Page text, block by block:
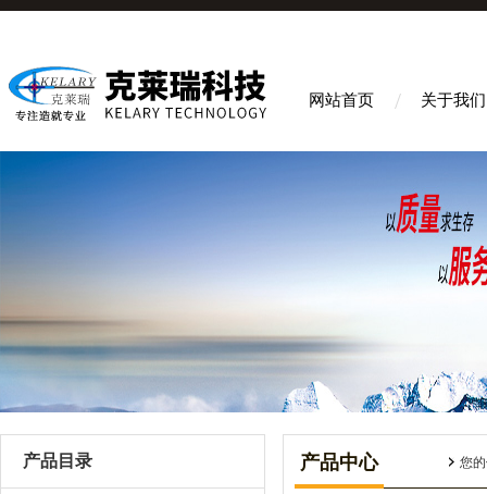
网站首页 关于我们
产品目录 产品中心 您